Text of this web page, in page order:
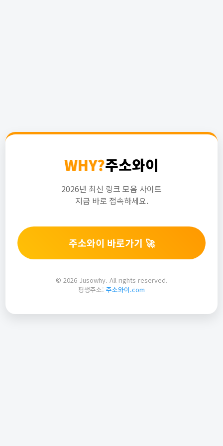
WHY?주소와이
2026년 최신 링크 모음 사이트
지금 바로 접속하세요.
주소와이 바로가기 🚀
© 2026 Jusowhy. All rights reserved.
평생주소: 주소와이.com